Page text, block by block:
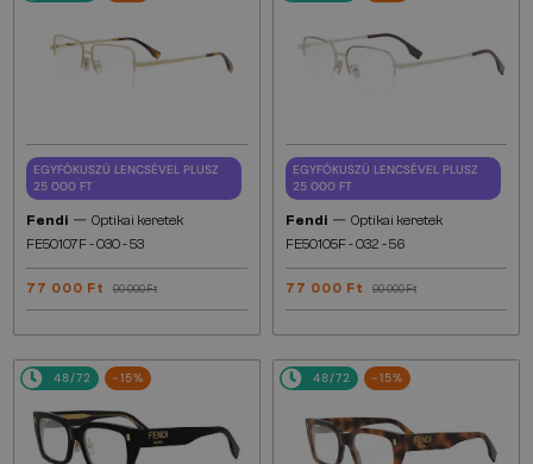
EGYFÓKUSZÚ LENCSÉVEL PLUSZ
25 000 FT
Fendi — Optikai keretek
FE50107F - 030 - 53
77 000 Ft 90 000 Ft
EGYFÓKUSZÚ LENCSÉVEL PLUSZ
25 000 FT
Fendi — Optikai keretek
FE50105F - 032 - 56
77 000 Ft 90 000 Ft
48/72 -15% 48/72 -15%